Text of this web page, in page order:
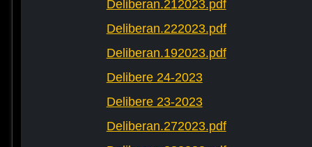
Deliberan.212023.pdf
Deliberan.222023.pdf
Deliberan.192023.pdf
Delibere 24-2023
Delibere 23-2023
Deliberan.272023.pdf